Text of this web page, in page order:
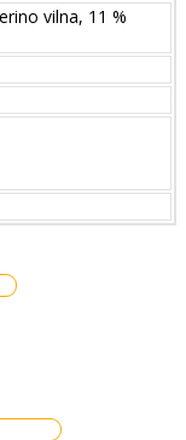
vilna, 11 %